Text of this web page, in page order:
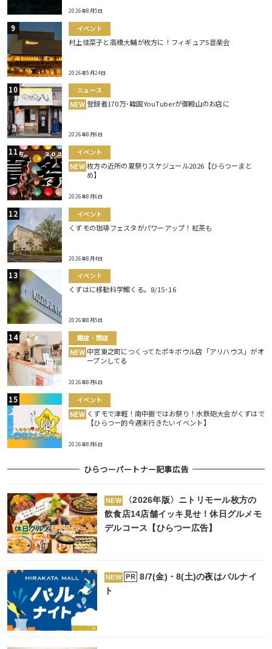
2026年8月5日
イベント
村上佳菜子と高橋大輔が枚方に！フィギュアS音楽会
2026年5月24日
ニュース
NEW 登録者170万･韓国YouTuberが御殿山のお店に
2026年8月6日
イベント
NEW 枚方の近所の夏祭りスケジュール2026【ひらつーまと
め】
2026年8月6日
イベント
くずモの珈琲フェスタがパワーアップ！紅茶も
2026年8月4日
イベント
くずはに移動科学館くる。8/15･16
2026年8月5日
開店・閉店
NEW 中宮東之町につくってたポキボウル店「アリハウス」がオ
ープンしてる
2026年8月6日
イベント
NEW くずモで津軽！南中振ではお祭り！水鉄砲大会がくずはで
【ひらつー的今週末行きたいイベント】
2026年8月6日
ひらつーパートナー記事広告
NEW
〈2026年版〉ニトリモール枚方の
飲食店14店舗イッキ見せ！休日グルメモ
デルコース【ひらつー広告】
NEW PR
8/7(金)・8(土)の夜はバルナイ
ト